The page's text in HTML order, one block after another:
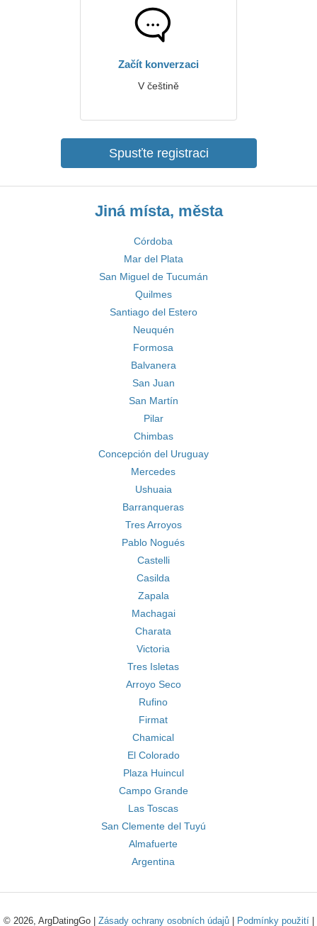
Začít konverzaci
V češtině
Spusťte registraci
Jiná místa, města
Córdoba
Mar del Plata
San Miguel de Tucumán
Quilmes
Santiago del Estero
Neuquén
Formosa
Balvanera
San Juan
San Martín
Pilar
Chimbas
Concepción del Uruguay
Mercedes
Ushuaia
Barranqueras
Tres Arroyos
Pablo Nogués
Castelli
Casilda
Zapala
Machagai
Charata
Victoria
Tres Isletas
Arroyo Seco
Rufino
Firmat
Chamical
El Colorado
Plaza Huincul
Campo Grande
Las Toscas
San Clemente del Tuyú
Almafuerte
Argentina
© 2026, ArgDatingGo | Zásady ochrany osobních údajů| Podmínky použití|